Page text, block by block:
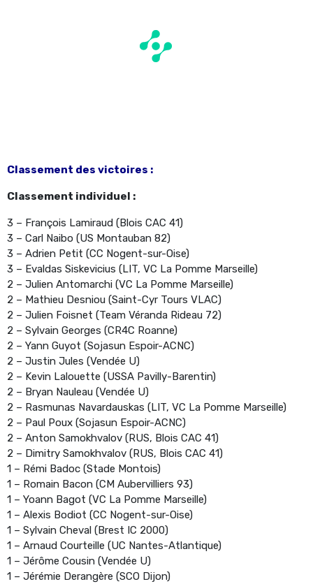
Classement des victoires :
Classement individuel :
3 – François Lamiraud (Blois CAC 41)
3 – Carl Naibo (US Montauban 82)
3 – Adrien Petit (CC Nogent-sur-Oise)
3 – Evaldas Siskevicius (LIT, VC La Pomme Marseille)
2 – Julien Antomarchi (VC La Pomme Marseille)
2 – Mathieu Desniou (Saint-Cyr Tours VLAC)
2 – Julien Foisnet (Team Véranda Rideau 72)
2 – Sylvain Georges (CR4C Roanne)
2 – Yann Guyot (Sojasun Espoir-ACNC)
2 – Justin Jules (Vendée U)
2 – Kevin Lalouette (USSA Pavilly-Barentin)
2 – Bryan Nauleau (Vendée U)
2 – Rasmunas Navardauskas (LIT, VC La Pomme Marseille)
2 – Paul Poux (Sojasun Espoir-ACNC)
2 – Anton Samokhvalov (RUS, Blois CAC 41)
2 – Dimitry Samokhvalov (RUS, Blois CAC 41)
1 – Rémi Badoc (Stade Montois)
1 – Romain Bacon (CM Aubervilliers 93)
1 – Yoann Bagot (VC La Pomme Marseille)
1 – Alexis Bodiot (CC Nogent-sur-Oise)
1 – Sylvain Cheval (Brest IC 2000)
1 – Arnaud Courteille (UC Nantes-Atlantique)
1 – Jérôme Cousin (Vendée U)
1 – Jérémie Derangère (SCO Dijon)